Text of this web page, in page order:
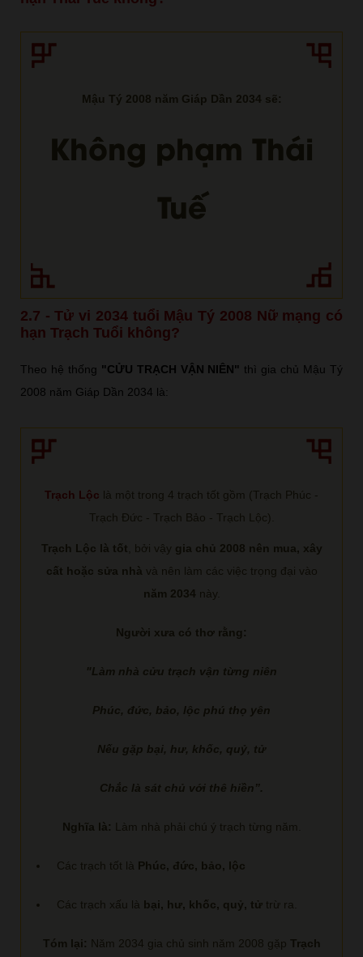
Mậu Tý 2008 năm Giáp Dần 2034 sẽ:
Không phạm Thái
Tuế
2.7 - Tử vi 2034 tuổi Mậu Tý 2008 Nữ mạng có
hạn Trạch Tuổi không?
Theo hệ thống "CỬU TRẠCH VẬN NIÊN" thì gia chủ Mậu Tý
2008 năm Giáp Dần 2034 là:
Trạch Lộc là một trong 4 trạch tốt gồm (Trạch Phúc -
Trạch Đức - Trạch Bảo - Trạch Lộc).
Trạch Lộc là tốt , bởi vậy gia chủ 2008 nên mua, xây
cất hoặc sửa nhà và nên làm các việc trọng đại vào
năm 2034 này.
Người xưa có thơ rằng:
"Làm nhà cửu trạch vận từng niên
Phúc, đức, bảo, lộc phú thọ yên
Nếu gặp bại, hư, khốc, quỷ, tử
Chắc là sát chủ với thê hiền”.
Nghĩa là: Làm nhà phải chú ý trạch từng năm.
Các trạch tốt là Phúc, đức, bảo, lộc
Các trạch xấu là bại, hư, khốc, quỷ, tử trừ ra.
Tóm lại: Năm 2034 gia chủ sinh năm 2008 gặp Trạch